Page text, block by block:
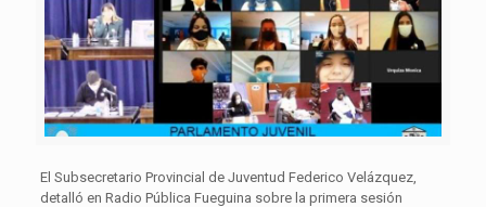
El Subsecretario Provincial de Juventud Federico Velázquez,
detalló en Radio Pública Fueguina sobre la primera sesión